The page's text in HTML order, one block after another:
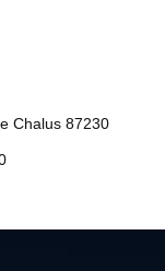
Chalus 87230